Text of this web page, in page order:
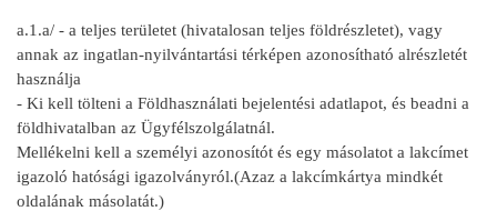
a.1.a/ - a teljes területet (hivatalosan teljes földrészletet), vagy
annak az ingatlan-nyilvántartási térképen azonosítható alrészletét
használja
- Ki kell tölteni a Földhasználati bejelentési adatlapot, és beadni a
földhivatalban az Ügyfélszolgálatnál.
Mellékelni kell a személyi azonosítót és egy másolatot a lakcímet
igazoló hatósági igazolványról.(Azaz a lakcímkártya mindkét
oldalának másolatát.)